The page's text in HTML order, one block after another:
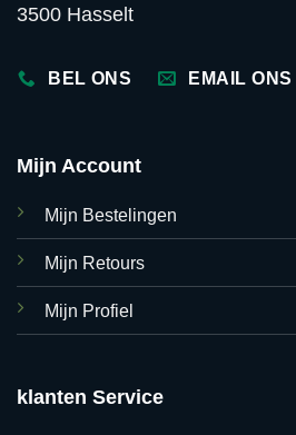
3500 Hasselt
BEL ONS EMAIL ONS
Mijn Account
Mijn Bestelingen
Mijn Retours
Mijn Profiel
klanten Service